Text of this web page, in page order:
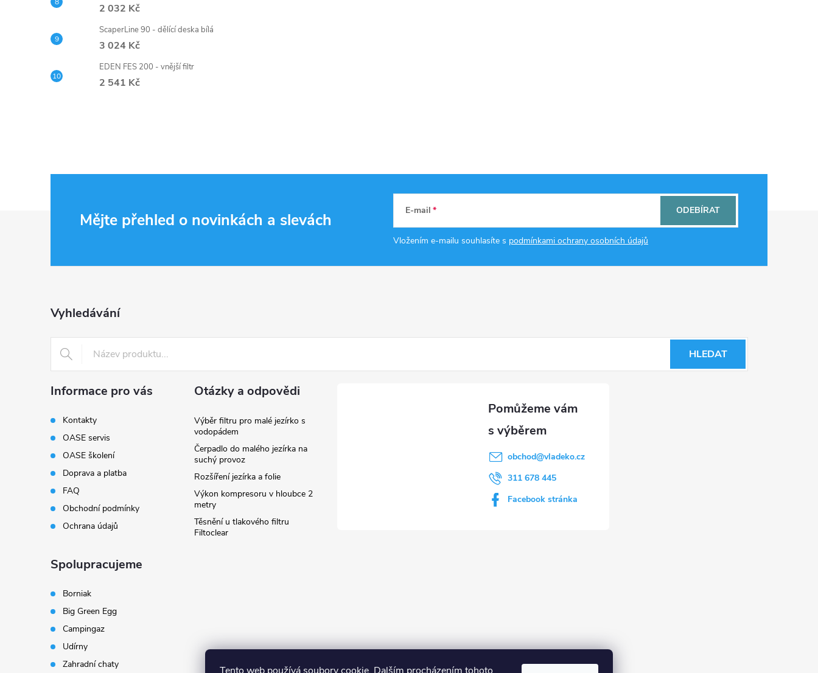
2 032 Kč
ScaperLine 90 - dělící deska bílá
3 024 Kč
EDEN FES 200 - vnější filtr
2 541 Kč
Mějte přehled o novinkách a slevách E-mail
Vložením e-mailu souhlasíte s podmínkami ochrany osobních údajů
ODEBÍRAT
Vyhledávání
HLEDAT
Informace pro vás
Kontakty
OASE servis
OASE školení
Doprava a platba
FAQ
Obchodní podmínky
Ochrana údajů
Otázky a odpovědi
Výběr filtru pro malé jezírko s
vodopádem
Čerpadlo do malého jezírka na
suchý provoz
Rozšíření jezírka a folie
Výkon kompresoru v hloubce 2
metry
Těsnění u tlakového filtru
Filtoclear
obchod@vladeko.cz
311 678 445
Facebook stránka
Spolupracujeme
Borniak
Big Green Egg
Campingaz
Udírny
Zahradní chaty